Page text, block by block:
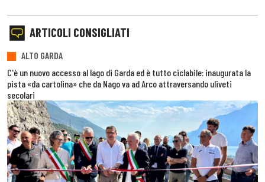
ARTICOLI CONSIGLIATI
ALTO GARDA
C'è un nuovo accesso al lago di Garda ed è tutto ciclabile: inaugurata la
pista «da cartolina» che da Nago va ad Arco attraversando uliveti
secolari